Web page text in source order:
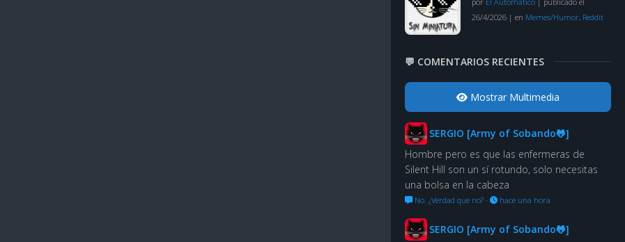
26/4/2026 | en Memes/Humor, Reddit
💬 COMENTARIOS RECIENTES
Mostrar Multimedia
SERGIO [Army of Sobando🐸]
Hombre pero es que las enfermeras de
Silent Hill son un sí rotundo, solo necesitas
una bolsa en la cabeza
No. ¿Verdad que no? · hace una hora
SERGIO [Army of Sobando🐸]